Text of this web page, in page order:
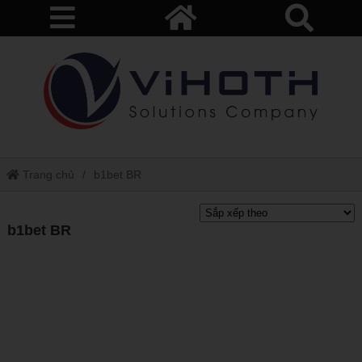
Trang chủ b1bet BR
b1bet BR